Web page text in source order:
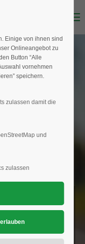
mit uns auf.
Verein
Einige von ihnen sind
Onlineangebot zu
Button “Alle
vornehmen
speichern.
zulassen damit die
und
zulassen